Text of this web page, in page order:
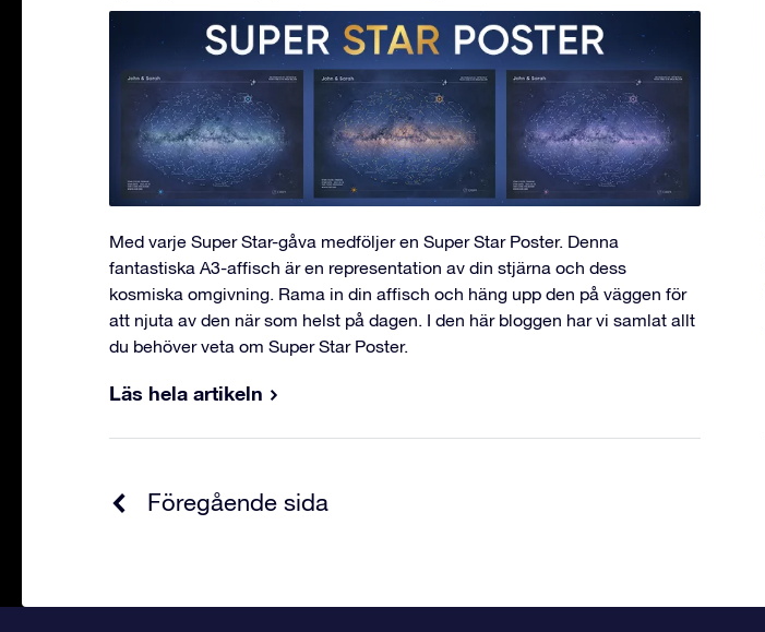
Med varje Super Star-gåva medföljer en Super Star Poster. Denna
fantastiska A3-affisch är en representation av din stjärna och dess
kosmiska omgivning. Rama in din affisch och häng upp den på väggen för
att njuta av den när som helst på dagen. I den här bloggen har vi samlat allt
du behöver veta om Super Star Poster.
Läs hela artikeln
Föregående sida